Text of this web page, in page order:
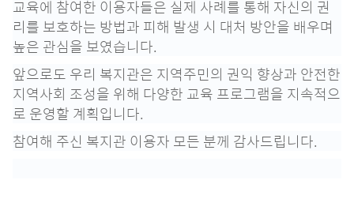
교육에 참여한 이용자들은 실제 사례를 통해 자신의 권
리를 보호하는 방법과 피해 발생 시 대처 방안을 배우며
높은 관심을 보였습니다.
앞으로도 우리 복지관은 지역주민의 권익 향상과 안전한
지역사회 조성을 위해 다양한 교육 프로그램을 지속적으
로 운영할 계획입니다.
참여해 주신 복지관 이용자 모든 분께 감사드립니다.